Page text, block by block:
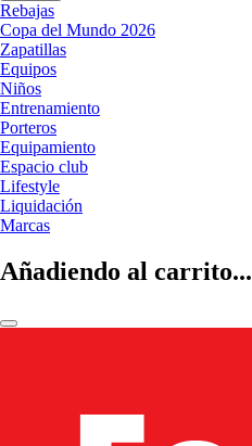
Rebajas
Copa del Mundo 2026
Zapatillas
Equipos
Niños
Entrenamiento
Porteros
Equipamiento
Espacio club
Lifestyle
Liquidación
Marcas
Añadiendo al carrito...